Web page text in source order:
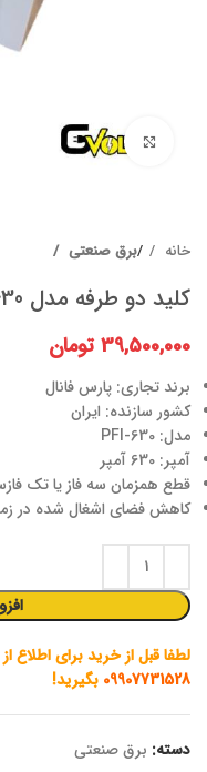
برای بزرگنمایی کلیک کنید
خانه برق صنعتی
کلید دو طرفه مدل PFI-630 سه پل
39,500,000 تومان
برند تجاری: پارس فانال
کشور سازنده: ایران
مدل: PFI-630
آمپر: 630 آمپر
قطع همزمان سه فاز یا تک فاز
کاهش فضای اشغال شده در
لطفا قبل از خرید برای اطلاع
09907731528 بگیرید!
دسته: برق صنعتی